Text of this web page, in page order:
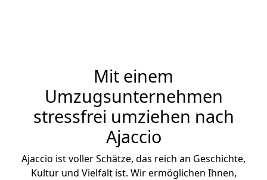
Mit einem
Umzugsunternehmen
stressfrei umziehen nach
Ajaccio
Ajaccio ist voller Schätze, das reich an Geschichte,
Kultur und Vielfalt ist. Wir ermöglichen Ihnen,